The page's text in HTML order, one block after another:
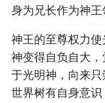
身为兄长作为神王
神王的至尊权力
神变得自负自大
于光明神，向来只
世界树有自身意